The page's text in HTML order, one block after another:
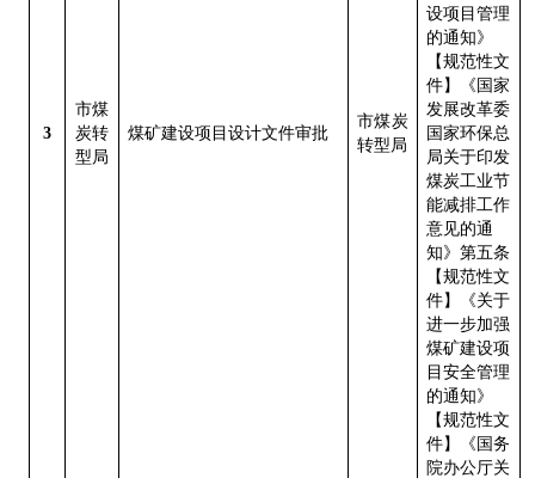
3
市煤
炭转
型局
煤矿建设项目设计文件审批
市煤炭
转型局
设项目管理
的通知》
【规范性文
件】《国家
发展改革委
国家环保总
局关于印发
煤炭工业节
能减排工作
意见的通
知》第五条
【规范性文
件】《关于
进一步加强
煤矿建设项
目安全管理
的通知》
【规范性文
件】《国务
院办公厅关